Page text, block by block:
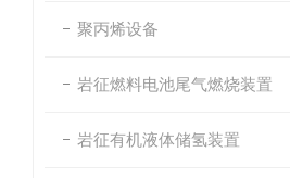
聚丙烯设备
岩征燃料电池尾气燃烧装置
岩征有机液体储氢装置